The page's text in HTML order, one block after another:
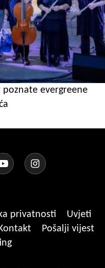
poznate evergreene
privatnosti
Uvjeti
Kontakt
Pošalji vijest